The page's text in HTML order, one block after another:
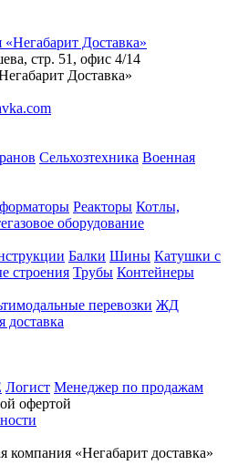
стр. 51, офис 4/14
Доставка»
Сельхозтехника Военная
Реакторы Котлы,
оборудование
Балки Шины Катушки с
строения Трубы Контейнеры
перевозки ЖД
доставка
Логист Менеджер по продажам
офертой
компания «Негабарит доставка»